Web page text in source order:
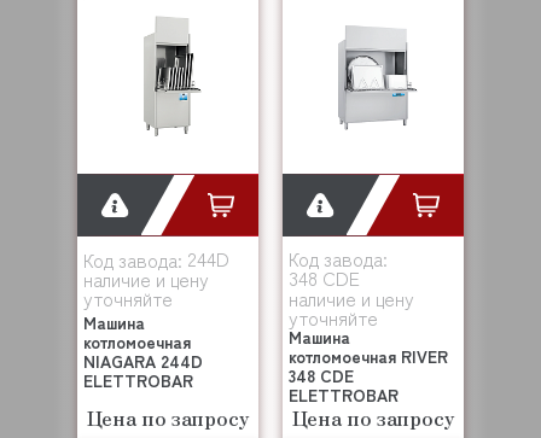
Код завода: 244D
наличие и цену
уточняйте
Машина
котломоечная
NIAGARA 244D
ELETTROBAR
Цена по запросу
Код завода:
348 CDE
наличие и цену
уточняйте
Машина
котломоечная RIVER
348 CDE
ELETTROBAR
Цена по запросу